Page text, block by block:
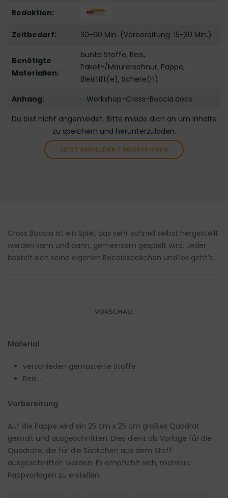
Redaktion:
Zeitbedarf: 30-60 Min. (Vorbereitung: 15-30 Min.)
Benötigte
Materialien:
bunte Stoffe, Reis,
Paket-/Maurerschnur, Pappe,
Bleistift(e), Schere(n)
Anhang:
Workshop-Cross-Boccia.docx
Du bist nicht angemeldet. Bitte melde dich an um Inhalte
zu speichern und herunterzuladen.
JETZT ANMELDEN / REGISTRIEREN
Cross Boccia ist ein Spiel, das sehr schnell selbst hergestellt
werden kann und dann, gemeinsam gespielt wird. Jeder
bastelt sich seine eigenen Bocciasäckchen und los geht’s.
VORSCHAU:
Material
verschieden gemusterte Stoffe
Reis…
Vorbereitung
Auf die Pappe wird ein 25 cm x 25 cm großes Quadrat
gemalt und ausgeschnitten. Dies dient als Vorlage für die
Quadrate, die für die Säckchen aus dem Stoff
ausgeschnitten werden. Es empfiehlt sich, mehrere
Pappvorlagen zu erstellen.